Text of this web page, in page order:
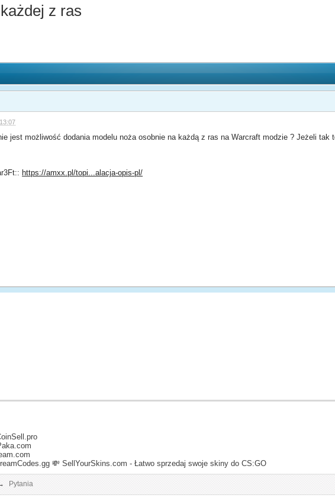
z ras
jest możliwość dodania modelu noża osobnie na każdą z ras na Warcraft modzie ? Jeżeli tak
https://amxx.pl/topi...alacja-opis-pl/
💸 SellYourSkins.com - Łatwo sprzedaj swoje skiny do CS:GO
Pytania